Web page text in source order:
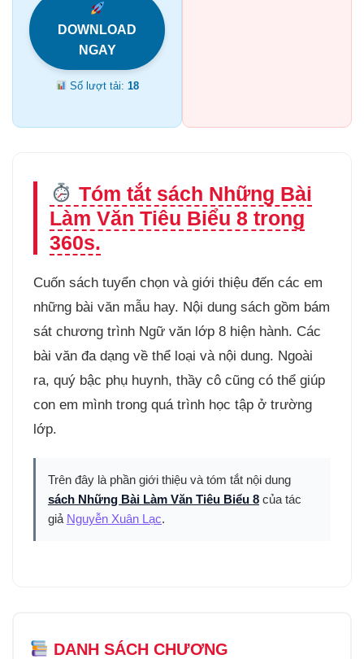
DOWNLOAD
NGAY
Số lượt tải: 18
Tóm tắt sách Những Bài
Làm Văn Tiêu Biểu 8 trong
360s.
Cuốn sách tuyển chọn và giới thiệu đến các em
những bài văn mẫu hay. Nội dung sách gồm bám
sát chương trình Ngữ văn lớp 8 hiện hành. Các
bài văn đa dạng về thể loại và nội dung. Ngoài
ra, quý bậc phụ huynh, thầy cô cũng có thể giúp
con em mình trong quá trình học tập ở trường
lớp.
Trên đây là phần giới thiệu và tóm tắt nội dung
sách Những Bài Làm Văn Tiêu Biểu 8 của tác
giả Nguyễn Xuân Lạc.
DANH SÁCH CHƯƠNG